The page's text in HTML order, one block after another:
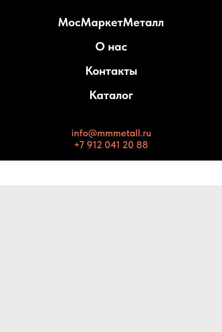
МосМаркетМеталл
О нас
Контакты
Каталог
info@mmmetall.ru
+7 912 041 20 88